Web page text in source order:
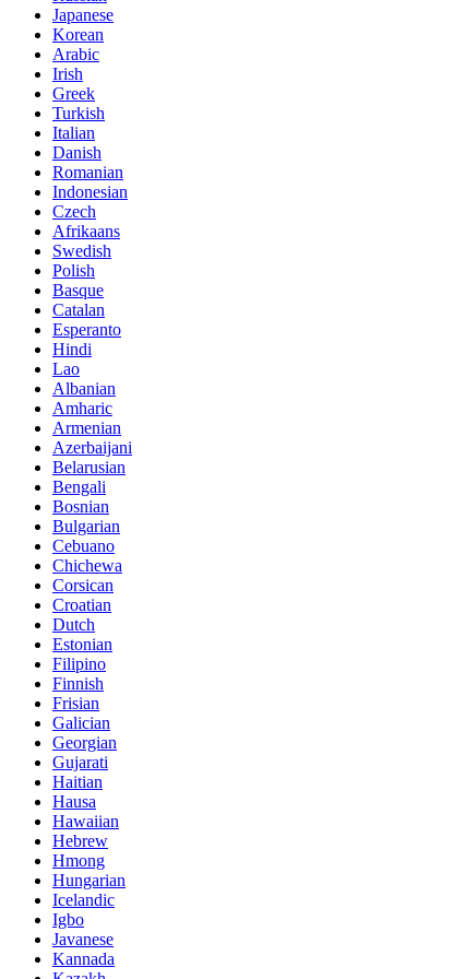
Japanese
Korean
Arabic
Irish
Greek
Turkish
Italian
Danish
Romanian
Indonesian
Czech
Afrikaans
Swedish
Polish
Basque
Catalan
Esperanto
Hindi
Lao
Albanian
Amharic
Armenian
Azerbaijani
Belarusian
Bengali
Bosnian
Bulgarian
Cebuano
Chichewa
Corsican
Croatian
Dutch
Estonian
Filipino
Finnish
Frisian
Galician
Georgian
Gujarati
Haitian
Hausa
Hawaiian
Hebrew
Hmong
Hungarian
Icelandic
Igbo
Javanese
Kannada